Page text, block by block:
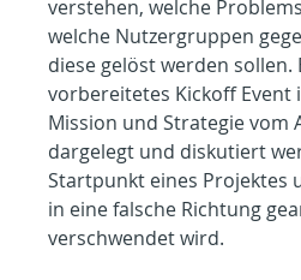
verstehen, welche
welche Nutzergruppen
diese gelöst werden sollen.
vorbereitetes Kickoff Event
Mission und Strategie vom
dargelegt und diskutiert
Startpunkt eines Projektes
in eine falsche Richtung
verschwendet wird.